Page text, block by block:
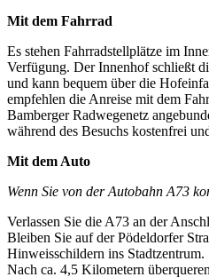
Mit dem Fahrrad
Es stehen Fahrradstellplätze im
Verfügung. Der Innenhof schließt
und kann bequem über die
empfehlen die Anreise mit dem
Bamberger Radwegenetz
während des Besuchs kostenfrei
Mit dem Auto
Wenn Sie von der Autobahn A73
Verlassen Sie die A73 an der
Bleiben Sie auf der Pödeldorfer
Hinweisschildern ins Stadtzentrum.
Nach ca. 4,5 Kilometern